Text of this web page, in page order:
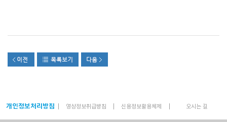
개인정보처리방침 영상정보취급방침 신용정보활용체제 오시는 길